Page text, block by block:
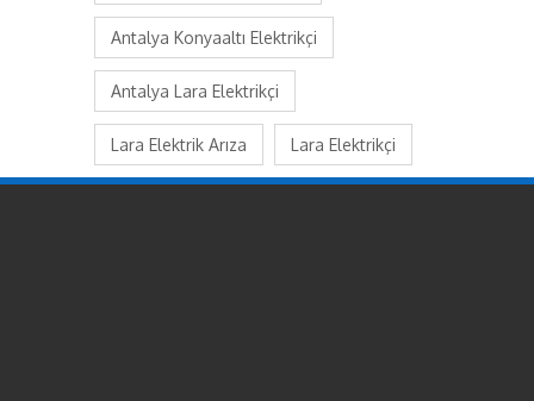
Antalya Konyaaltı Elektrikçi
Antalya Lara Elektrikçi
Lara Elektrik Arıza Lara Elektrikçi